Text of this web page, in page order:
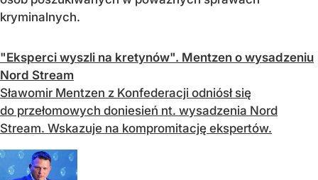
kryminalnych.
"Eksperci wyszli na kretynów". Mentzen o wysadzeniu
Nord Stream
Sławomir Mentzen z Konfederacji odniósł się
do przełomowych doniesień nt. wysadzenia Nord
Stream. Wskazuje na kompromitację ekspertów.